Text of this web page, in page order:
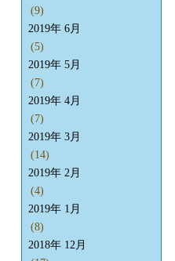
(9)
2019年 6月
(5)
2019年 5月
(7)
2019年 4月
(7)
2019年 3月
(14)
2019年 2月
(4)
2019年 1月
(8)
2018年 12月